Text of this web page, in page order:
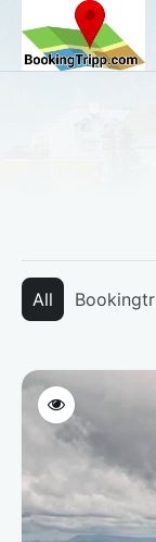
bookingtripp.com
All